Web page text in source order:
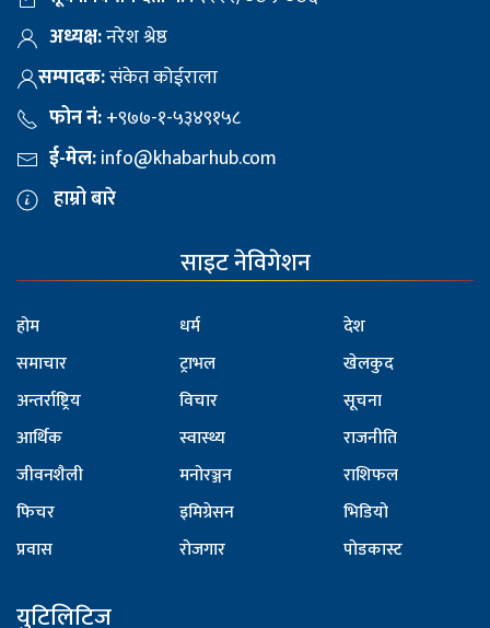
अध्यक्ष:नरेश श्रेष्ठ
सम्पादक:संकेत कोईराला
फोन नं:+९७७-१-५३४९१५८
ई-मेल:info@khabarhub.com
हाम्रो बारे
साइट नेविगेशन
होम
समाचार
अन्तर्राष्ट्रिय
आर्थिक
जीवनशैली
फिचर
प्रवास
धर्म
ट्राभल
विचार
स्वास्थ्य
मनोरञ्जन
इमिग्रेसन
रोजगार
देश
खेलकुद
सूचना
राजनीति
राशिफल
भिडियो
पोडकास्ट
युटिलिटिज